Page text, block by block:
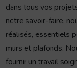
dans tous vos
notre savoir-faire,
réalisés, essentiels
murs et plafonds.
fournir un travail